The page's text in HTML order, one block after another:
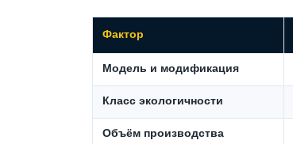
Фактор
Модель и модификация
Класс экологичности
Объём производства